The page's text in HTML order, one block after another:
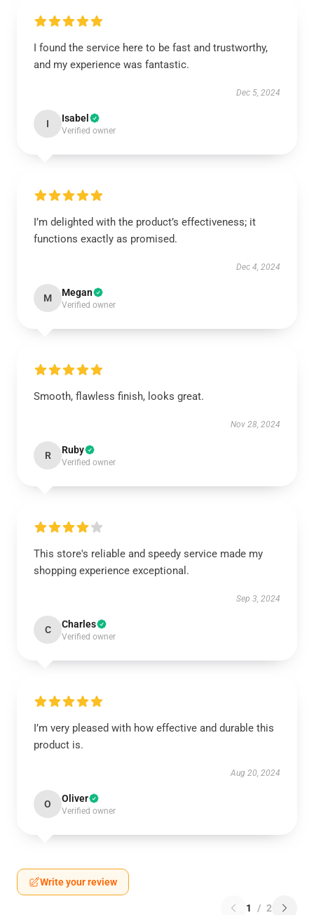
I found the service here to be fast and trustworthy,
and my experience was fantastic.
Dec 5, 2024
I Isabel
Verified owner
I’m delighted with the product’s effectiveness; it
functions exactly as promised.
Dec 4, 2024
M Megan
Verified owner
Smooth, flawless finish, looks great.
Nov 28, 2024
R Ruby
Verified owner
This store's reliable and speedy service made my
shopping experience exceptional.
Sep 3, 2024
C Charles
Verified owner
I’m very pleased with how effective and durable this
product is.
Aug 20, 2024
O Oliver
Verified owner
Write your review
1 / 2